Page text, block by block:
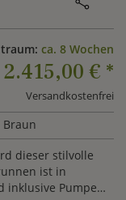
ca. 8 Wochen
2.415,00 € *
Versandkostenfrei
Braun
dieser stilvolle
ist in
inklusive Pumpe